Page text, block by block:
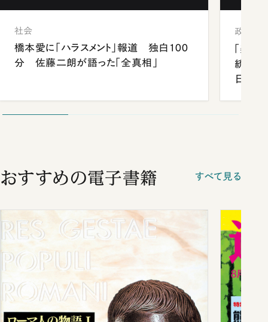
社会
橋本愛に「ハラスメント」報道 独白100
分 佐藤二朗が語った「全真相」
政治
「楽し
統領と
日米
おすすめの電子書籍 すべて見る